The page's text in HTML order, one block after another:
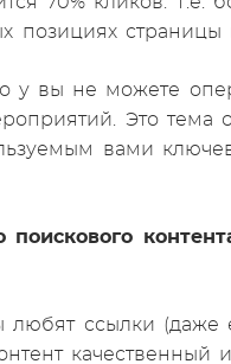
позициях
у вы не можете
Это тема
вами
поискового
любят ссылки (даже